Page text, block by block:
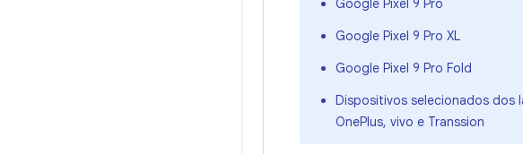
Google Pixel 9 Pro
Google Pixel 9 Pro XL
Google Pixel 9 Pro Fold
Dispositivos selecionados dos
OnePlus, vivo e Transsion